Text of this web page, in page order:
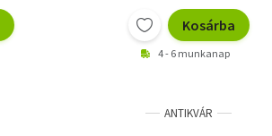
Kosárba
4 - 6 munkanap
ANTIKVÁR